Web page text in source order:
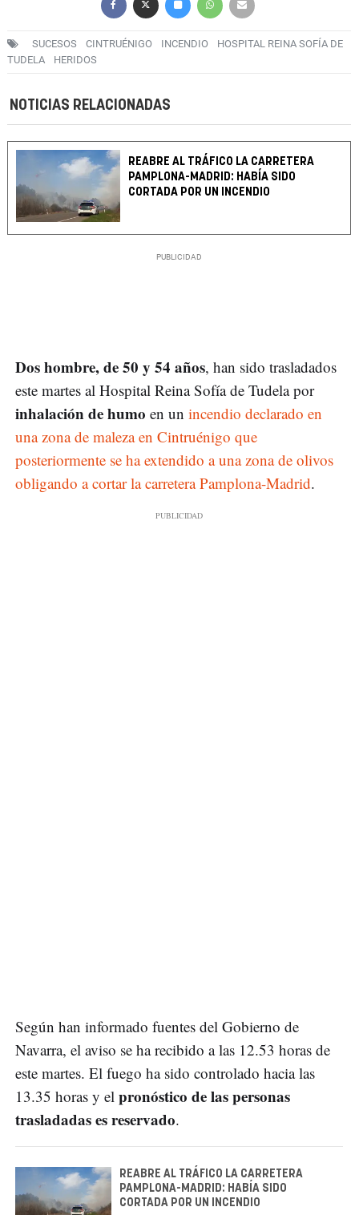
SUCESOS CINTRUÉNIGO INCENDIO
HOSPITAL REINA SOFÍA DE
TUDELA
HERIDOS
NOTICIAS RELACIONADAS
REABRE AL TRÁFICO LA CARRETERA
PAMPLONA-MADRID: HABÍA SIDO
CORTADA POR UN INCENDIO
Dos hombre, de 50 y 54 años, han sido trasladados
este martes al Hospital Reina Sofía de Tudela por
inhalación de humo en un incendio declarado en
una zona de maleza en Cintruénigo que
posteriormente se ha extendido a una zona de olivos
obligando a cortar la carretera Pamplona-Madrid.
Según han informado fuentes del Gobierno de
Navarra, el aviso se ha recibido a las 12.53 horas de
este martes. El fuego ha sido controlado hacia las
13.35 horas y el pronóstico de las personas
trasladadas es reservado.
REABRE AL TRÁFICO LA CARRETERA
PAMPLONA-MADRID: HABÍA SIDO
CORTADA POR UN INCENDIO